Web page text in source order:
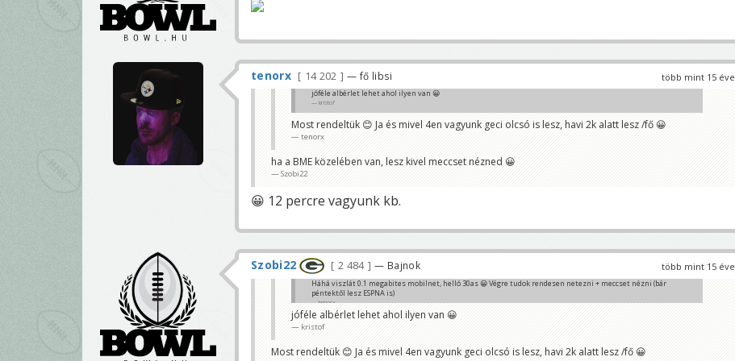
több mint 15 éve
tenorx 14 202 — fő libsi
jóféle albérlet lehet ahol ilyen van 😀
kristof
Most rendeltük 😊 Ja és mivel 4en vagyunk geci olcsó is lesz, havi 2k alatt lesz /fő 😀
tenorx
ha a BME közelében van, lesz kivel meccset nézned 😀
Szobi22
😀 12 percre vagyunk kb.
több mint 15 éve
Szobi22 2 484 — Bajnok
Háhá viszlát 0.1 megabites mobilnet, helló 30as 😀 Végre tudok rendesen netezni + meccset nézni (bár
péntektől lesz ESPNA is)
tenorx
jóféle albérlet lehet ahol ilyen van 😀
kristof
Most rendeltük 😊 Ja és mivel 4en vagyunk geci olcsó is lesz, havi 2k alatt lesz /fő 😀